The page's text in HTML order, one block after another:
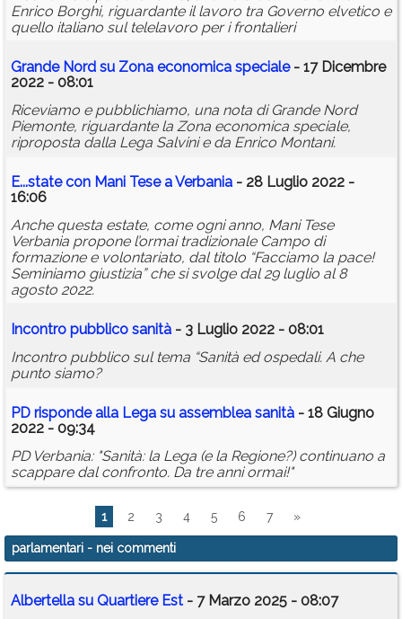
Enrico Borghi, riguardante il lavoro tra Governo elvetico e
quello italiano sul telelavoro per i frontalieri
Grande Nord su Zona economica speciale- 17 Dicembre
2022 - 08:01
Riceviamo e pubblichiamo, una nota di Grande Nord
Piemonte, riguardante la Zona economica speciale,
riproposta dalla Lega Salvini e da Enrico Montani.
E...state con Mani Tese a Verbania - 28 Luglio 2022 -
16:06
Anche questa estate, come ogni anno, Mani Tese
Verbania propone l’ormai tradizionale Campo di
formazione e volontariato, dal titolo “Facciamo la pace!
Seminiamo giustizia” che si svolge dal 29 luglio al 8
agosto 2022.
Incontro pubblico sanità - 3 Luglio 2022 - 08:01
Incontro pubblico sul tema “Sanità ed ospedali. A che
punto siamo?
PD risponde alla Lega su assemblea sanità - 18 Giugno
2022 - 09:34
PD Verbania: "Sanità: la Lega (e la Regione?) continuano a
scappare dal confronto. Da tre anni ormai!"
1 2 3 4 5 6 7 »
parlamentari - nei commenti
Albertella su Quartiere Est - 7 Marzo 2025 - 08:07